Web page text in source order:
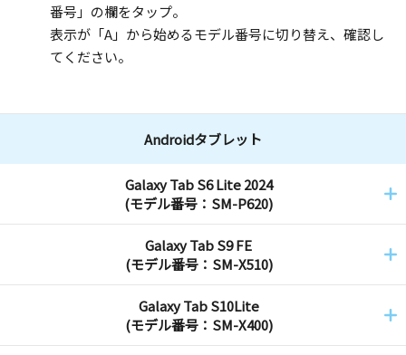
番号」の欄をタップ。
表示が「A」から始めるモデル番号に切り替え、確認し
てください。
Androidタブレット
Galaxy Tab S6 Lite 2024
(モデル番号：SM-P620)
Galaxy Tab S9 FE
(モデル番号：SM-X510)
Galaxy Tab S10Lite
(モデル番号：SM-X400)